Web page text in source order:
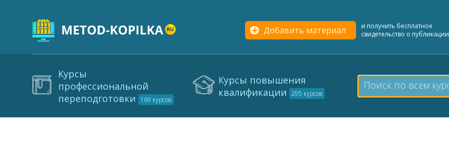
Добавить материал
и получить бесплатное
свидетельство о публикации
Курсы
профессиональной
переподготовки
169 курсов
Курсы повышения
квалификации 295 курсов